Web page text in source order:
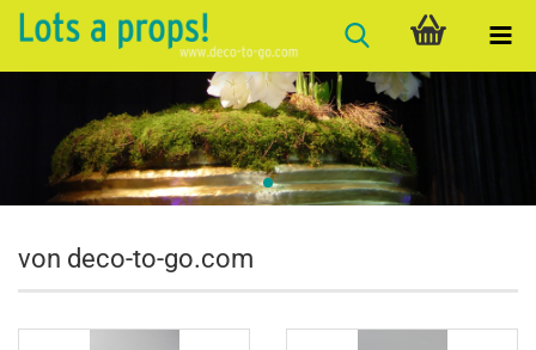
von deco-to-go.com